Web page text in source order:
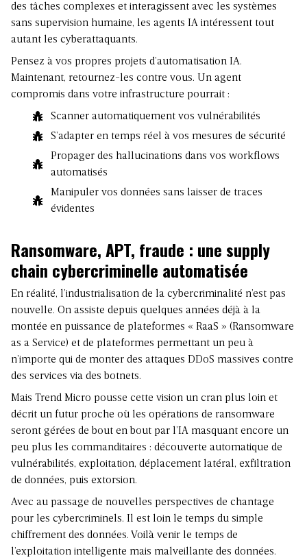
des tâches complexes et interagissent avec les systèmes
sans supervision humaine, les agents IA intéressent tout
autant les cyberattaquants.
Pensez à vos propres projets d’automatisation IA.
Maintenant, retournez-les contre vous. Un agent
compromis dans votre infrastructure pourrait :
Scanner automatiquement vos vulnérabilités
S’adapter en temps réel à vos mesures de sécurité
Propager des hallucinations dans vos workflows
automatisés
Manipuler vos données sans laisser de traces
évidentes
Ransomware, APT, fraude : une supply
chain cybercriminelle automatisée
En réalité, l’industrialisation de la cybercriminalité n’est pas
nouvelle. On assiste depuis quelques années déjà à la
montée en puissance de plateformes « RaaS » (Ransomware
as a Service) et de plateformes permettant un peu à
n’importe qui de monter des attaques DDoS massives contre
des services via des botnets.
Mais Trend Micro pousse cette vision un cran plus loin et
décrit un futur proche où les opérations de ransomware
seront gérées de bout en bout par l’IA masquant encore un
peu plus les commanditaires : découverte automatique de
vulnérabilités, exploitation, déplacement latéral, exfiltration
de données, puis extorsion.
Avec au passage de nouvelles perspectives de chantage
pour les cybercriminels. Il est loin le temps du simple
chiffrement des données. Voilà venir le temps de
l’exploitation intelligente mais malveillante des données.